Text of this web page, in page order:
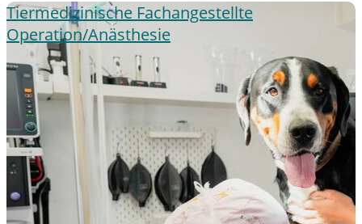
Tiermedizinische Fachangestellte
Operation/Anästhesie